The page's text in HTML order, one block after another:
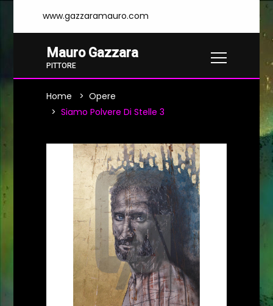
www.gazzaramauro.com
Mauro Gazzara
PITTORE
Home
Opere
Siamo Polvere Di Stelle 3